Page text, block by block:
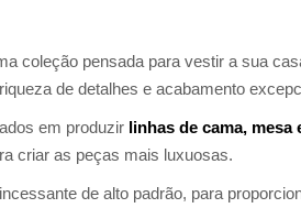
coleção pensada para vestir a sua
de detalhes e acabamento
em produzir linhas de cama, mesa
criar as peças mais luxuosas.
de alto padrão, para